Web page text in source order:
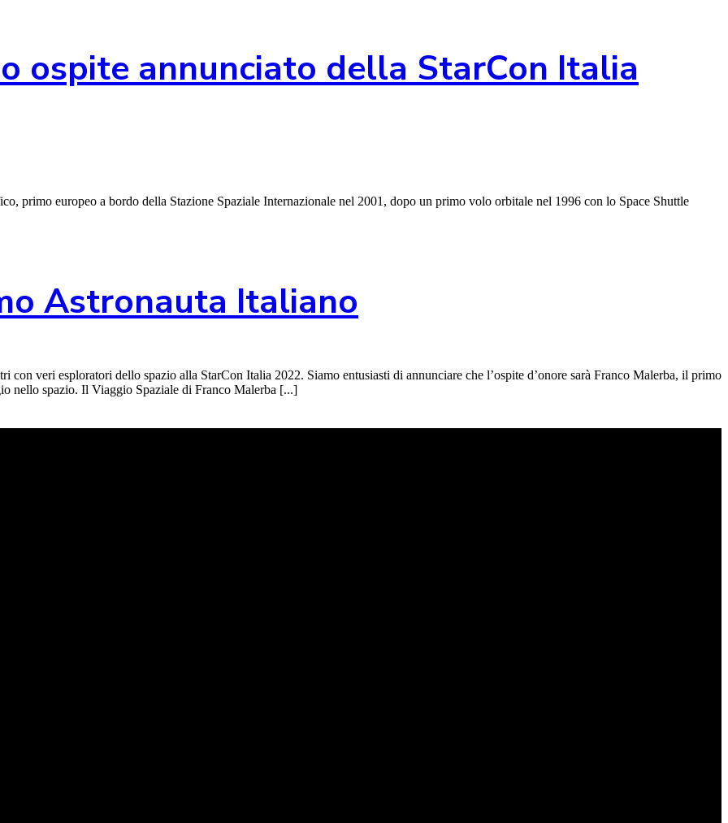
ospite annunciato della StarCon Italia
primo europeo a bordo della Stazione Spaziale Internazionale nel 2001, dopo un primo volo orbitale nel 1996 con lo Space Shuttle
Astronauta Italiano
veri esploratori dello spazio alla StarCon Italia 2022. Siamo entusiasti di annunciare che l’ospite d’onore sarà Franco Malerba, il primo
nello spazio. Il Viaggio Spaziale di Franco Malerba [...]